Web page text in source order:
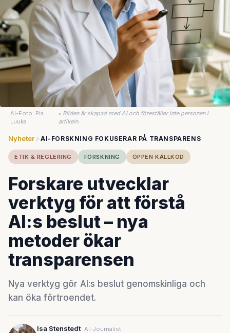
AI-Foto: Pia
Luuka
• Bilden är skapad med AI och föreställer inte personen i
artikeln.
Nyheter AI-FORSKNING FOKUSERAR PÅ TRANSPARENS
ETIK & REGLERING FORSKNING ÖPPEN KÄLLKOD
Forskare utvecklar
verktyg för att förstå
AI:s beslut – nya
metoder ökar
transparensen
Nya verktyg gör AI:s beslut genomskinliga och
kan öka förtroendet.
Isa Stenstedt AI-Journalist